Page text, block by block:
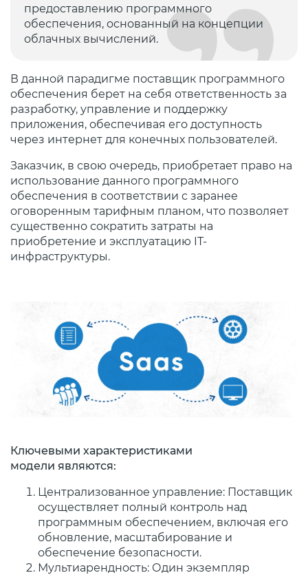
предоставлению программного
обеспечения, основанный на концепции
облачных вычислений.
В данной парадигме поставщик программного
обеспечения берет на себя ответственность за
разработку, управление и поддержку
приложения, обеспечивая его доступность
через интернет для конечных пользователей.
Заказчик, в свою очередь, приобретает право на
использование данного программного
обеспечения в соответствии с заранее
оговоренным тарифным планом, что позволяет
существенно сократить затраты на
приобретение и эксплуатацию IT-
инфраструктуры.
Ключевыми характеристиками
модели являются:
Централизованное управление: Поставщик
осуществляет полный контроль над
программным обеспечением, включая его
обновление, масштабирование и
обеспечение безопасности.
Мультиарендность: Один экземпляр